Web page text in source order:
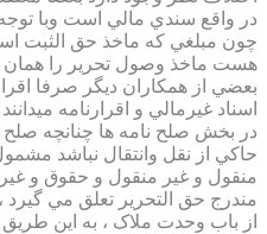
در واقع سندي مالي است وبا
چون مبلغي كه ماخذ حق الثبت
هست ماخذ وصول تحرير را همان
بعضي از همكاران ديگر صرفا
اسناد غيرمالي و اقرارنامه
در بخش صلح نامه ها چنانچه صلح
حاكي از نقل وانتقال نباشد
منقول و غير منقول و حقوق و
مندرج حق التحرير تعلق مي گيرد
از باب وحدت ملاک ، به این